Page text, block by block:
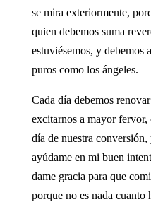
se mira exteriormente,
quien debemos suma
estuviésemos, y debemos
puros como los ángeles.
Cada día debemos
excitarnos a mayor
día de nuestra
ayúdame en mi buen
dame gracia para que
porque no es nada cuanto